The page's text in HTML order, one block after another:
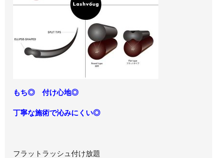
もち◎ 付け心地◎
丁寧な施術で沁みにくい◎
フラットラッシュ付け放題